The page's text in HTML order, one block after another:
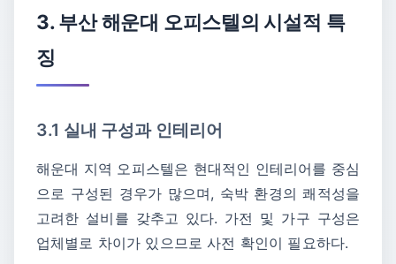
3. 부산 해운대 오피스텔의 시설적 특
징
3.1 실내 구성과 인테리어
해운대 지역 오피스텔은 현대적인 인테리어를 중심
으로 구성된 경우가 많으며, 숙박 환경의 쾌적성을
고려한 설비를 갖추고 있다. 가전 및 가구 구성은
업체별로 차이가 있으므로 사전 확인이 필요하다.